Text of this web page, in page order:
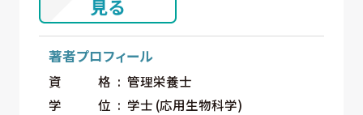
著者プロフィール
資格
管理栄養士
学位
学士 (応用生物科学)